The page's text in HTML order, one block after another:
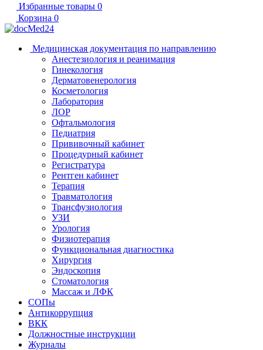
Избранные товары 0
Корзина 0
Медицинская документация по направлению
Анестезиология и реанимация
Гинекология
Дерматовенерология
Косметология
Лаборатория
ЛОР
Офтальмология
Педиатрия
Прививочный кабинет
Процедурный кабинет
Регистратура
Рентген кабинет
Терапия
Травматология
Трансфузиология
УЗИ
Урология
Физиотерапия
Функциональная диагностика
Хирургия
Эндоскопия
Стоматология
Массаж и ЛФК
СОПы
Антикоррупция
ВКК
Должностные инструкции
Журналы